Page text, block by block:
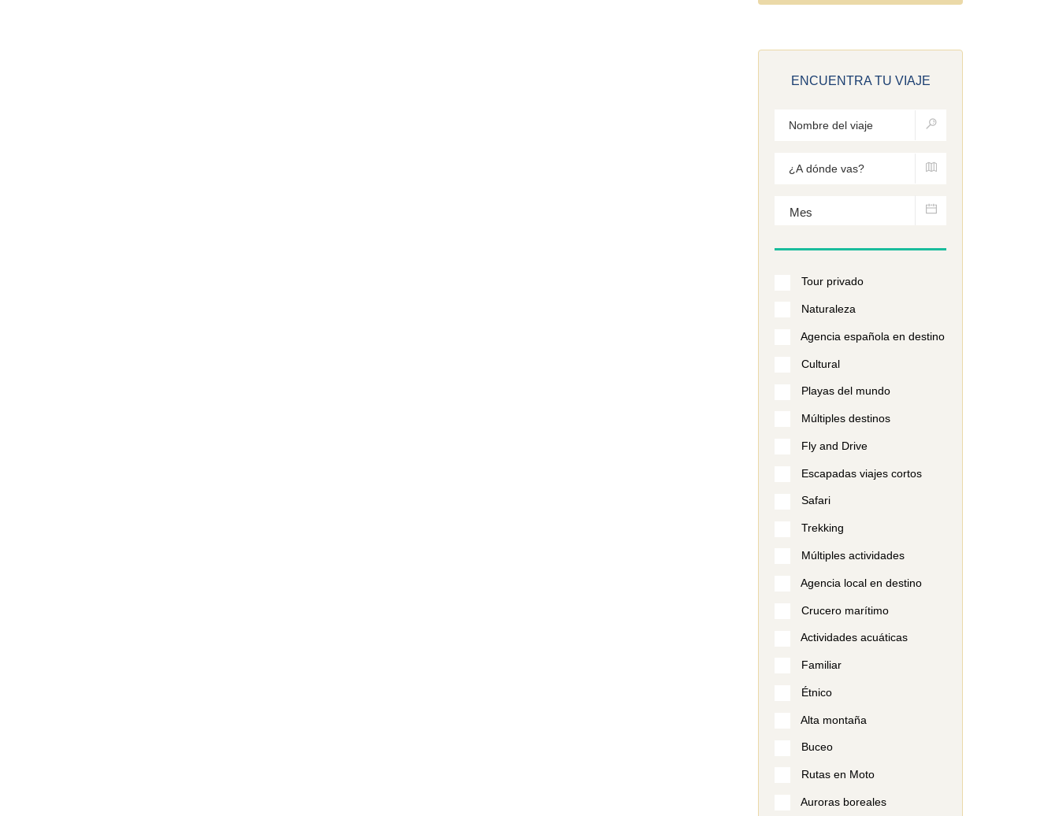
ENCUENTRA TU VIAJE
Tour privado
Naturaleza
Agencia española en destino
Cultural
Playas del mundo
Múltiples destinos
Fly and Drive
Escapadas viajes cortos
Safari
Trekking
Múltiples actividades
Agencia local en destino
Crucero marítimo
Actividades acuáticas
Familiar
Étnico
Alta montaña
Buceo
Rutas en Moto
Auroras boreales